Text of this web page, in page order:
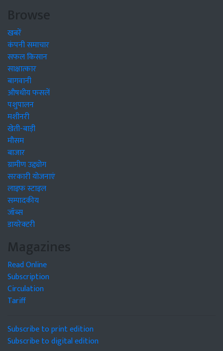
Browse
खबरें
कंपनी समाचार
सफल किसान
साक्षात्कार
बागवानी
औषधीय फसलें
पशुपालन
मशीनरी
खेती-बाड़ी
मौसम
बाजार
ग्रामीण उद्द्योग
सरकारी योजनाएं
लाइफ स्टाइल
सम्पादकीय
जॉब्स
डायरेक्टरी
Magazines
Read Online
Subscription
Circulation
Tariff
Subscribe to print edition
Subscribe to digital edition